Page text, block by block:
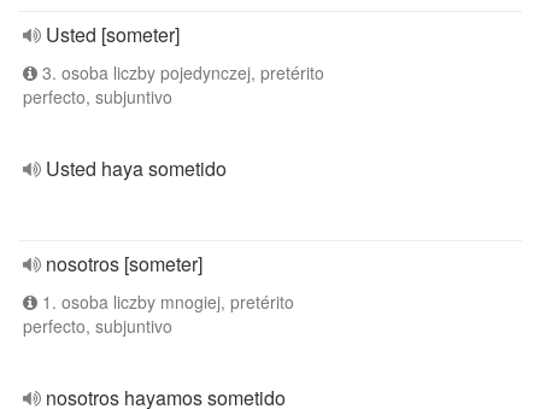
Usted [someter]
3. osoba liczby pojedynczej, pretérito
perfecto, subjuntivo
Usted haya sometido
nosotros [someter]
1. osoba liczby mnogiej, pretérito
perfecto, subjuntivo
nosotros hayamos sometido